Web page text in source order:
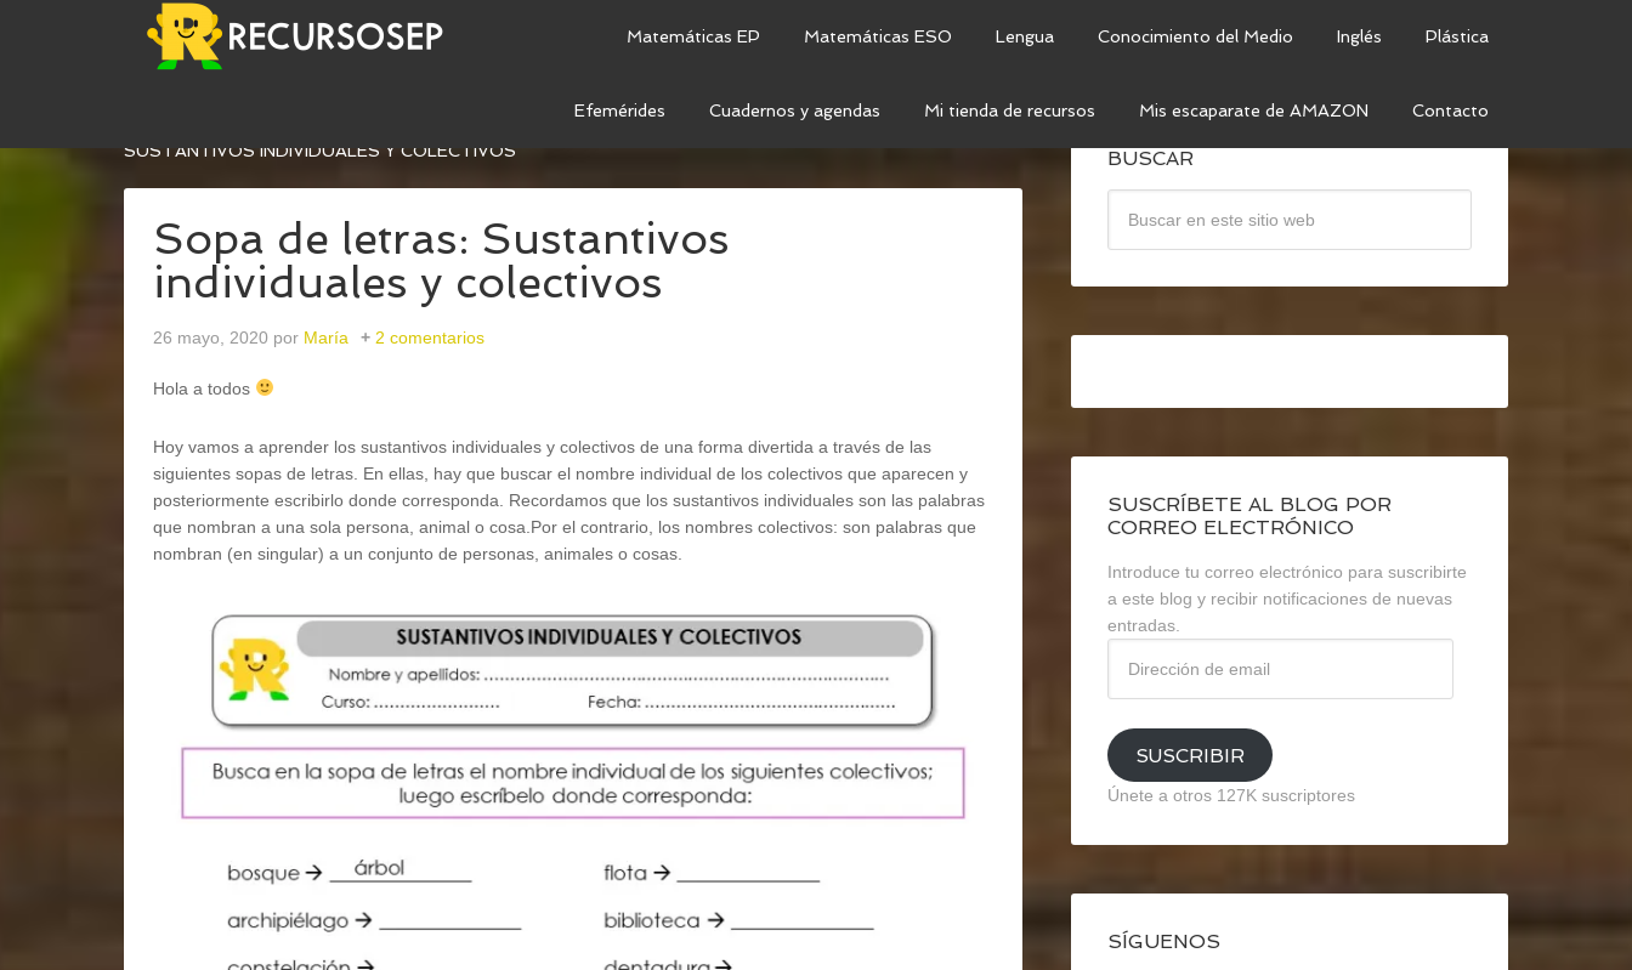
Matemáticas EP Matemáticas ESO Lengua Conocimiento del Medio Inglés Plástica
Efemérides Cuadernos y agendas Mi tienda de recursos Mis escaparate de AMAZON Contacto
CATEGORÍAS GRAMATICALES
SUSTANTIVOS INDIVIDUALES Y COLECTIVOS
Sopa de letras: Sustantivos
individuales y colectivos
26 mayo, 2020 por María 2 comentarios
Hola a todos
Hoy vamos a aprender los sustantivos individuales y colectivos de una forma divertida a través de las
siguientes sopas de letras. En ellas, hay que buscar el nombre individual de los colectivos que aparecen y
posteriormente escribirlo donde corresponda. Recordamos que los sustantivos individuales son las palabras
que nombran a una sola persona, animal o cosa.Por el contrario, los nombres colectivos: son palabras que
nombran (en singular) a un conjunto de personas, animales o cosas.
BUSCAR
SUSCRÍBETE AL BLOG POR
CORREO ELECTRÓNICO
Introduce tu correo electrónico para suscribirte
a este blog y recibir notificaciones de nuevas
entradas.
email
SUSCRIBIR
Únete a otros 127K suscriptores
SÍGUENOS